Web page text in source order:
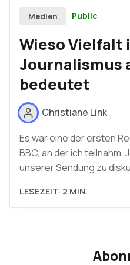
Medien Public
Wieso Vielfalt
Journalismus
bedeutet
Christiane Link
Es war eine der ersten
BBC, an der ich teilnahm.
unserer Sendung zu
LESEZEIT: 2 MIN.